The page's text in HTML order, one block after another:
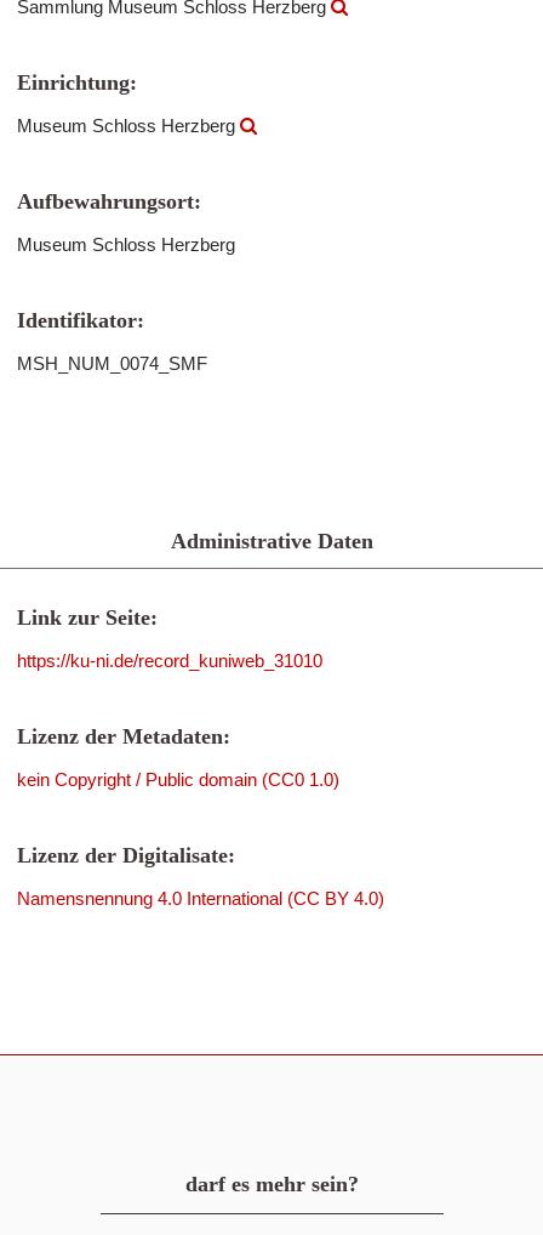
Sammlung Museum Schloss Herzberg
Einrichtung:
Museum Schloss Herzberg
Aufbewahrungsort:
Museum Schloss Herzberg
Identifikator:
MSH_NUM_0074_SMF
Administrative Daten
Link zur Seite:
https://ku-ni.de/record_kuniweb_31010
Lizenz der Metadaten:
kein Copyright / Public domain (CC0 1.0)
Lizenz der Digitalisate:
Namensnennung 4.0 International (CC BY 4.0)
darf es mehr sein?